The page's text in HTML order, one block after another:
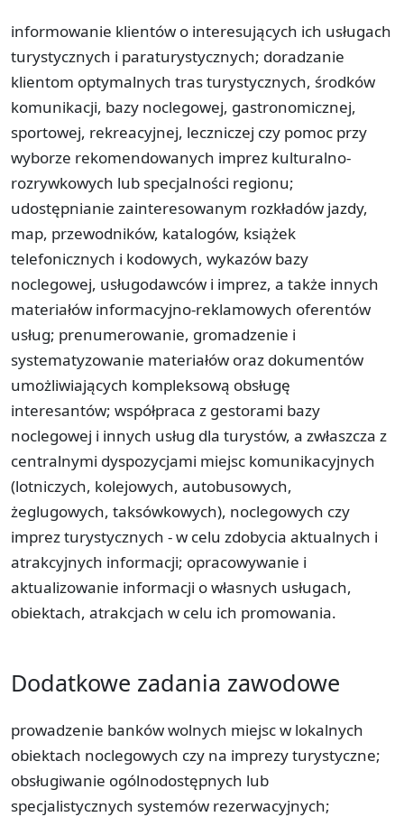
informowanie klientów o interesujących ich usługach
turystycznych i paraturystycznych; doradzanie
klientom optymalnych tras turystycznych, środków
komunikacji, bazy noclegowej, gastronomicznej,
sportowej, rekreacyjnej, leczniczej czy pomoc przy
wyborze rekomendowanych imprez kulturalno-
rozrywkowych lub specjalności regionu;
udostępnianie zainteresowanym rozkładów jazdy,
map, przewodników, katalogów, książek
telefonicznych i kodowych, wykazów bazy
noclegowej, usługodawców i imprez, a także innych
materiałów informacyjno-reklamowych oferentów
usług; prenumerowanie, gromadzenie i
systematyzowanie materiałów oraz dokumentów
umożliwiających kompleksową obsługę
interesantów; współpraca z gestorami bazy
noclegowej i innych usług dla turystów, a zwłaszcza z
centralnymi dyspozycjami miejsc komunikacyjnych
(lotniczych, kolejowych, autobusowych,
żeglugowych, taksówkowych), noclegowych czy
imprez turystycznych - w celu zdobycia aktualnych i
atrakcyjnych informacji; opracowywanie i
aktualizowanie informacji o własnych usługach,
obiektach, atrakcjach w celu ich promowania.
Dodatkowe zadania zawodowe
prowadzenie banków wolnych miejsc w lokalnych
obiektach noclegowych czy na imprezy turystyczne;
obsługiwanie ogólnodostępnych lub
specjalistycznych systemów rezerwacyjnych;